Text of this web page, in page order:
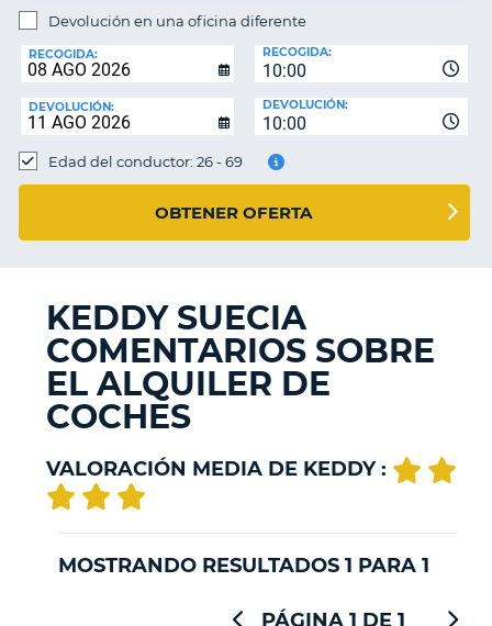
Devolución en una oficina diferente
DE
DEVOLUCIÓN:
RECOGIDA:
10:00
RECOGIDA:
DEVOLUCIÓN:
10:00
DEVOLUCIÓN:
Edad del conductor: 26 - 69
OBTENER OFERTA
KEDDY SUECIA
COMENTARIOS SOBRE
EL ALQUILER DE
COCHES
VALORACIÓN MEDIA DE KEDDY :
MOSTRANDO RESULTADOS 1 PARA 1
PÁGINA 1 DE 1